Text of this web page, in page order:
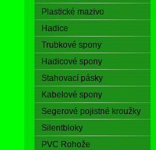
Plastické mazivo
Hadice
Trubkové spony
Hadicové spony
Stahovací pásky
Kabelové spony
Segerové pojistné kroužky
Silentbloky
PVC Rohože